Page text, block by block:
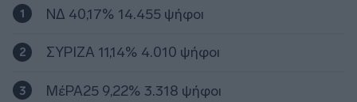
ΝΔ 40,17% 14.455 ψήφοι
ΣΥΡΙΖΑ 11,14% 4.010 ψήφοι
ΜέΡΑ25 9,22% 3.318 ψήφοι